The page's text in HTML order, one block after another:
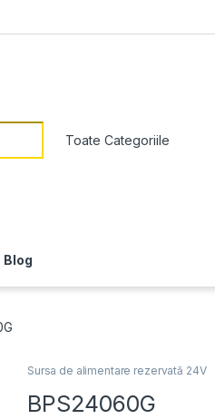
Blog
Sursa de alimentare rezervată 24V
BPS24060G